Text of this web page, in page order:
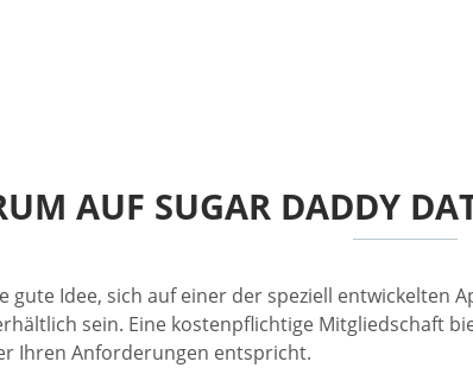
AUF SUGAR DADDY
gute Idee, sich auf einer der speziell
sein. Eine kostenpflichtige Mitgliedschaft
Ihren Anforderungen entspricht.